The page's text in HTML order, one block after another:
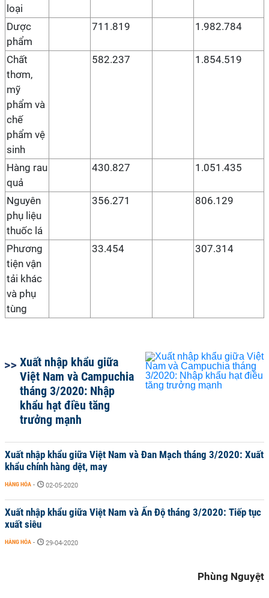
loại
Dược
phẩm
711.819 1.982.784
Chất
thơm,
mỹ
phẩm và
chế
phẩm vệ
sinh
582.237 1.854.519
Hàng rau
quả
430.827 1.051.435
Nguyên
phụ liệu
thuốc lá
356.271 806.129
Phương
tiện vận
tải khác
và phụ
tùng
33.454 307.314
Xuất nhập khẩu giữa
Việt Nam và Campuchia
tháng 3/2020: Nhập
khẩu hạt điều tăng
trưởng mạnh
Xuất nhập khẩu giữa Việt Nam và Đan Mạch tháng 3/2020: Xuất
khẩu chính hàng dệt, may
HÀNG HÓA - 02-05-2020
Xuất nhập khẩu giữa Việt Nam và Ấn Độ tháng 3/2020: Tiếp tục
xuất siêu
HÀNG HÓA - 29-04-2020
Phùng Nguyệt